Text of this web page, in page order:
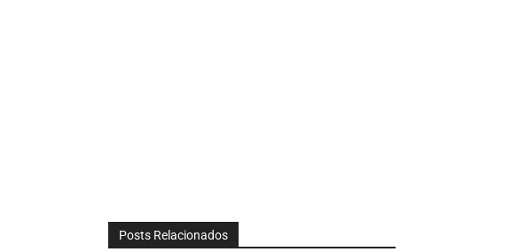
Posts Relacionados